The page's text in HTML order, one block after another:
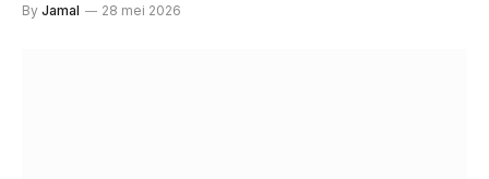
By Jamal 28 mei 2026